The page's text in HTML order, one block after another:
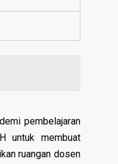
pembelajaran
untuk membuat
ruangan dosen